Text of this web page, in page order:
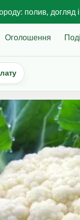
полив, догляд і
Оголошення